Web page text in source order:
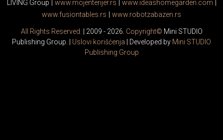
LIVING Group www.mojenterijer.rs www.ideashomegarden.com
www.fusiontables.rs www.robotzabazen.rs
All Rights Reserved. | 2009 - 2026. Copyright© Mini STUDIO
Publishing Group. | Uslovi korišćenja | Developed by Mini STUDIO
Publishing Group